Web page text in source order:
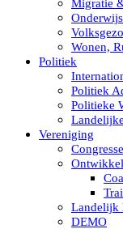
Migratie
Wonen,
Politiek
Politiek
Politieke
Vereniging
Landelijk
DEMO